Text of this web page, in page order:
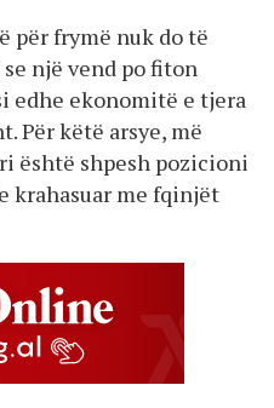
për frymë nuk do të
një vend po fiton
edhe ekonomitë e tjera
Për këtë arsye, më
është shpesh pozicioni
krahasuar me fqinjët